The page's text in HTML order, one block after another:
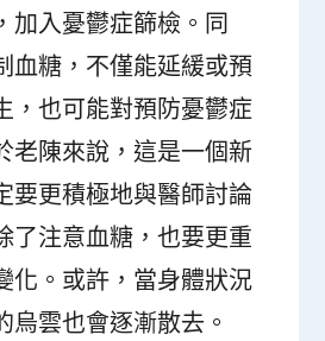
加入憂鬱症篩檢。同
血糖，不僅能延緩或預
，也可能對預防憂鬱症
老陳來說，這是一個新
要更積極地與醫師討論
了注意血糖，也要更重
化。或許，當身體狀況
烏雲也會逐漸散去。